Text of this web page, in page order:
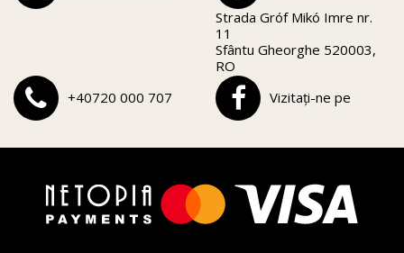
Strada Gróf Mikó Imre nr.
11
Sfântu Gheorghe 520003,
RO
+40720 000 707
Vizitați-ne pe